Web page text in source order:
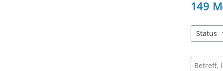
149
Status
Suche